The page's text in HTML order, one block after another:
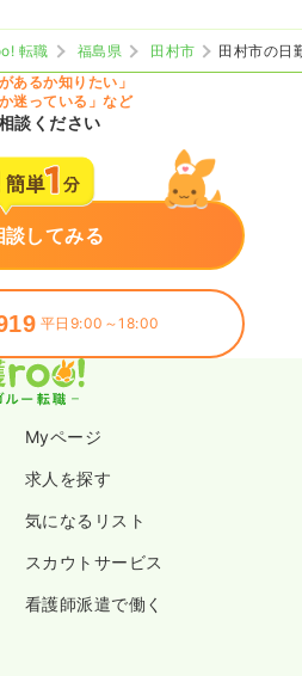
転職 福島県 田村市
田村市の日
あるか知りたい」
迷っている」など
談ください
してみる
平日9:00～18:00
Myページ
求人を探す
気になるリスト
スカウトサービス
看護師派遣で働く